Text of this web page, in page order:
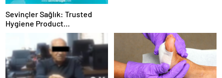
Sevinçler Sağlık: Trusted
Hygiene Product
Manufacturer in Turkey